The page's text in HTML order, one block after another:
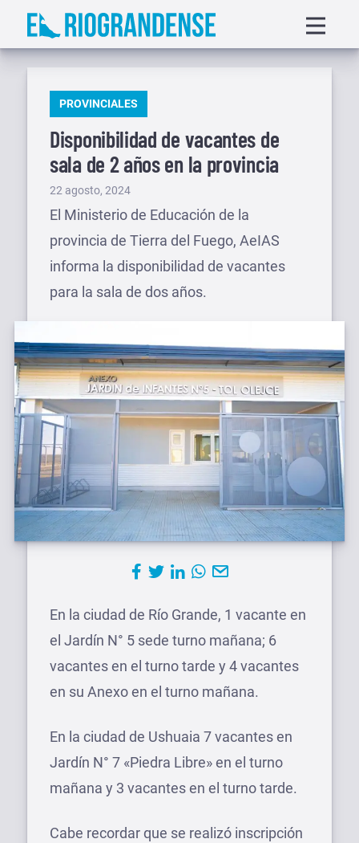
Saltar
menu
PUBLICADO
PROVINCIALES
Disponibilidad de vacantes de
sala de 2 años en la provincia
Publicado
el
22 agosto, 2024
El Ministerio de Educación de la
provincia de Tierra del Fuego, AeIAS
informa la disponibilidad de vacantes
para la sala de dos años.
En la ciudad de Río Grande, 1 vacante en
el Jardín N° 5 sede turno mañana; 6
vacantes en el turno tarde y 4 vacantes
en su Anexo en el turno mañana.
En la ciudad de Ushuaia 7 vacantes en
Jardín N° 7 «Piedra Libre» en el turno
mañana y 3 vacantes en el turno tarde.
Cabe recordar que se realizó inscripción